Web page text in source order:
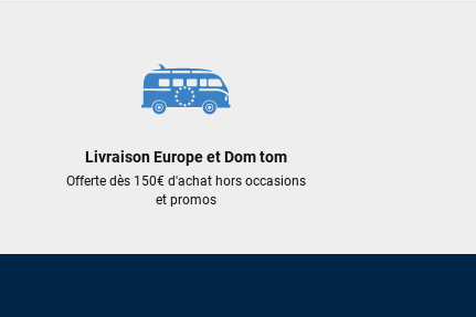
Livraison Europe et Dom tom
Offerte dès 150€ d'achat hors occasions
et promos